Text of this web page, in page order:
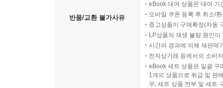
반품/교환 불가사유
eBook 대여 상품은 대여 기
모바일 쿠폰 등록 후 취소/
중고상품이 구매확정(자동
LP상품의 재생 불량 원인
시간의 경과에 의해 재판매
전자상거래 등에서의 소비
eBook 세트 상품은 일괄 구
1개의 상품으로 취급 및 판
우, 세트 상품 전부 및 세트